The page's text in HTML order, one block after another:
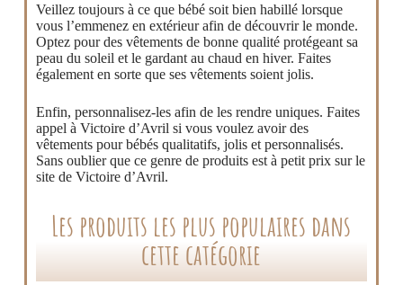
Veillez toujours à ce que bébé soit bien habillé lorsque
vous l’emmenez en extérieur afin de découvrir le monde.
Optez pour des vêtements de bonne qualité protégeant sa
peau du soleil et le gardant au chaud en hiver. Faites
également en sorte que ses vêtements soient jolis.
Enfin, personnalisez-les afin de les rendre uniques. Faites
appel à Victoire d’Avril si vous voulez avoir des
vêtements pour bébés qualitatifs, jolis et personnalisés.
Sans oublier que ce genre de produits est à petit prix sur le
site de Victoire d’Avril.
Les produits les plus populaires dans
cette catégorie